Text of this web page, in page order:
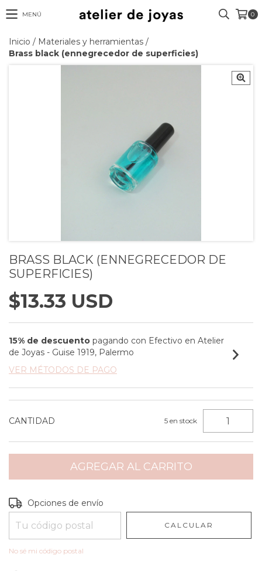
MENÚ 0
Inicio / Materiales y herramientas /
Brass black (ennegrecedor de superficies)
BRASS BLACK (ENNEGRECEDOR DE
SUPERFICIES)
$13.33 USD
15% de descuento pagando con Efectivo en Atelier
de Joyas - Guise 1919, Palermo
VER MÉTODOS DE PAGO
CANTIDAD 5 en stock
Entregas para el CP:
Opciones de envío
CALCULAR
No sé mi código postal